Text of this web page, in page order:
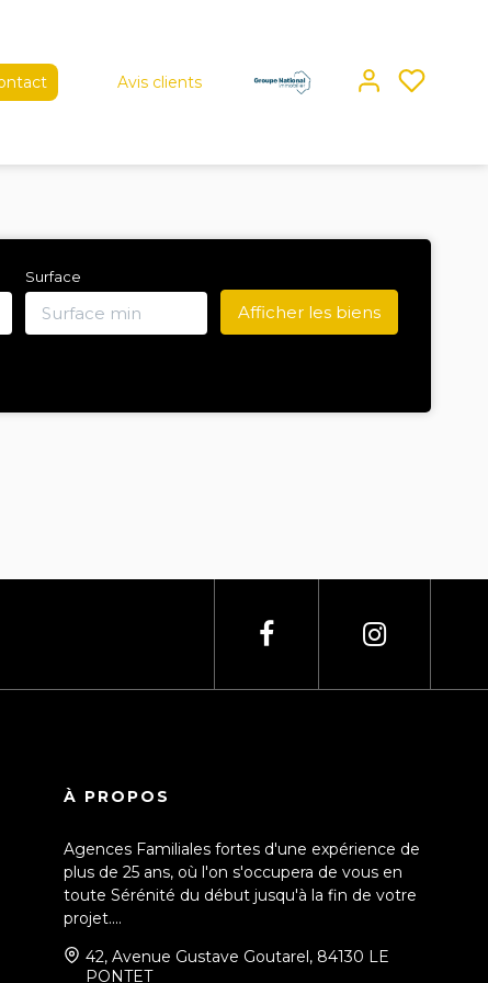
Avis clients
Surface
À PROPOS
Agences Familiales fortes d'une expérience de
plus de 25 ans, où l'on s'occupera de vous en
toute Sérénité du début jusqu'à la fin de votre
projet....
42, Avenue Gustave Goutarel, 84130 LE
PONTET